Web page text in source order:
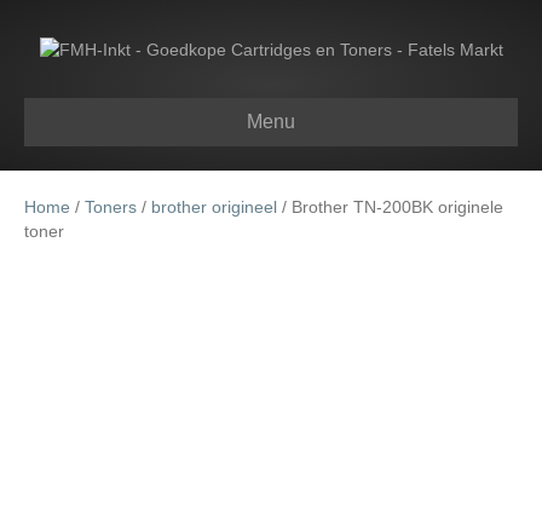
Menu
Home / Toners / brother origineel / Brother TN-200BK originele
toner